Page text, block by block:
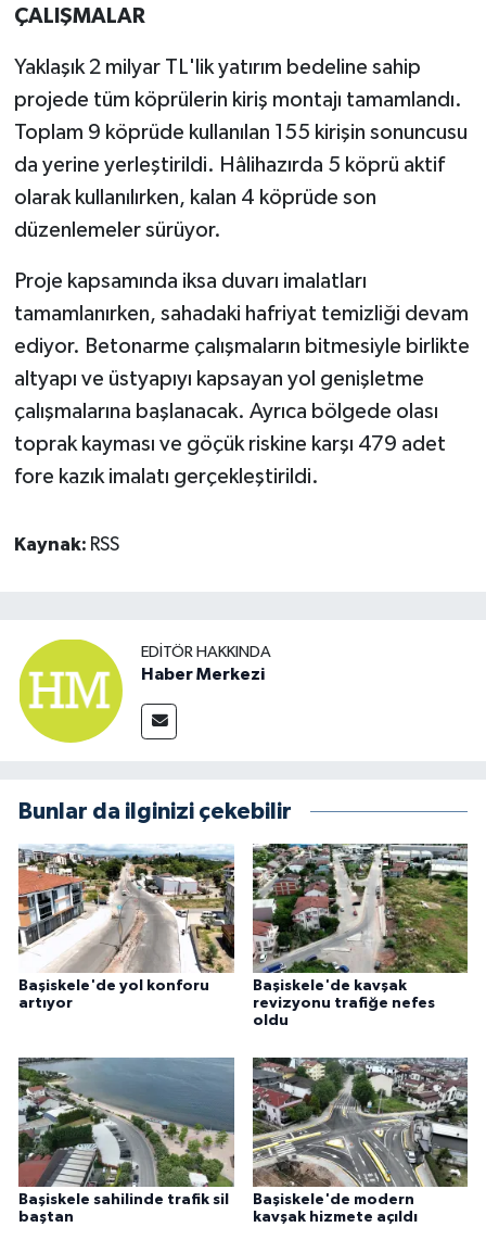
ÇALIŞMALAR
Yaklaşık 2 milyar TL'lik yatırım bedeline sahip
projede tüm köprülerin kiriş montajı tamamlandı.
Toplam 9 köprüde kullanılan 155 kirişin sonuncusu
da yerine yerleştirildi. Hâlihazırda 5 köprü aktif
olarak kullanılırken, kalan 4 köprüde son
düzenlemeler sürüyor.
Proje kapsamında iksa duvarı imalatları
tamamlanırken, sahadaki hafriyat temizliği devam
ediyor. Betonarme çalışmaların bitmesiyle birlikte
altyapı ve üstyapıyı kapsayan yol genişletme
çalışmalarına başlanacak. Ayrıca bölgede olası
toprak kayması ve göçük riskine karşı 479 adet
fore kazık imalatı gerçekleştirildi.
Kaynak: RSS
EDITÖR HAKKINDA
Haber Merkezi
Bunlar da ilginizi çekebilir
Başiskele'de yol konforu
artıyor
Başiskele'de kavşak
revizyonu trafiğe nefes
oldu
Başiskele sahilinde trafik sil
baştan
Başiskele'de modern
kavşak hizmete açıldı